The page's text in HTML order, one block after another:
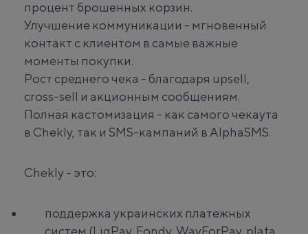
процент брошенных корзин.
Улучшение коммуникации - мгновенный
контакт с клиентом в самые важные
моменты покупки.
Рост среднего чека - благодаря upsell,
cross-sell и акционным сообщениям.
Полная кастомизация - как самого чекаута
в Chekly, так и SMS-кампаний в AlphaSMS.
Chekly - это:
поддержка украинских платежных
систем (LiqPay, Fondy, WayForPay, plata